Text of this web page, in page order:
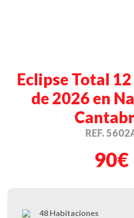
Eclipse Total
de 2026 en
REF.
90€
48 Habitaciones